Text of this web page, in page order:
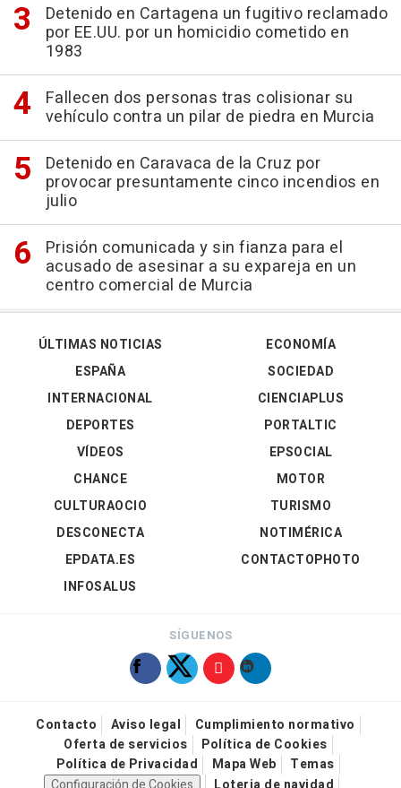
Detenido en Cartagena un fugitivo reclamado
por EE.UU. por un homicidio cometido en
1983
Fallecen dos personas tras colisionar su
vehículo contra un pilar de piedra en Murcia
Detenido en Caravaca de la Cruz por
provocar presuntamente cinco incendios en
julio
Prisión comunicada y sin fianza para el
acusado de asesinar a su expareja en un
centro comercial de Murcia
ÚLTIMAS NOTICIAS
ESPAÑA
INTERNACIONAL
DEPORTES
VÍDEOS
ECONOMÍA
SOCIEDAD
CIENCIAPLUS
PORTALTIC
EPSOCIAL
CHANCE
CULTURAOCIO
DESCONECTA
EPDATA.ES
INFOSALUS
MOTOR
TURISMO
NOTIMÉRICA
CONTACTOPHOTO
SÍGUENOS
Contacto Aviso legal
Cumplimiento normativo
Oferta de servicios
Política de Cookies
Política de Privacidad
Mapa Web
Temas